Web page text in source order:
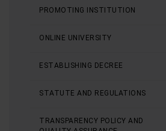
PROMOTING INSTITUTION
ONLINE UNIVERSITY
ESTABLISHING DECREE
STATUTE AND REGULATIONS
TRANSPARENCY POLICY AND